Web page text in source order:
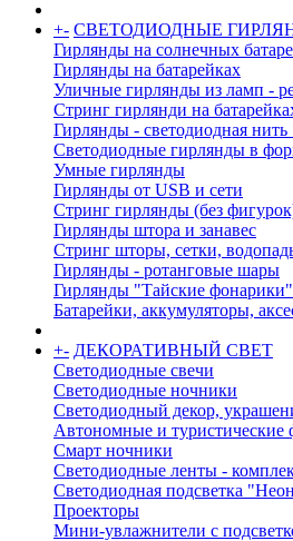
+- СВЕТОДИОДНЫЕ
Гирлянды на солнечных
Гирлянды на батарейках
Уличные гирлянды из ламп -
Стринг гирлянди на
Гирлянды - светодиодная
Светодиодные гирлянды в
Умные гирлянды
Гирлянды от USB и сети
Стринг гирлянды (без
Гирлянды штора и занавес
Стринг шторы, сетки,
Гирлянды - ротанговые шары
Гирлянды "Тайские
Батарейки, аккумуляторы,
+- ДЕКОРАТИВНЫЙ СВЕТ
Светодиодные свечи
Светодиодные ночники
Светодиодный декор,
Автономные и туристические
Смарт ночники
Светодиодные ленты -
Светодиодная подсветка
Проекторы
Мини-увлажнители с